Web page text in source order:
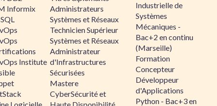
Informix
Institute
Administrateurs
Systèmes et Réseaux
Technicien Supérieur
Systèmes et Réseaux
Administrateur
d'Infrastructures
Sécurisées
Mastere
CyberSécurité et
Industrielle de
Systèmes
Mécaniques -
Bac+2 en continu
(Marseille)
Formation
Concepteur
Développeur
d'Applications
Python - Bac+3 en